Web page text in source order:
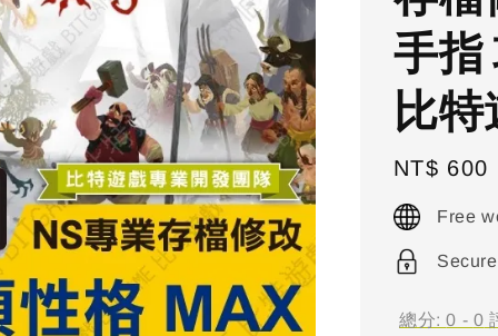
手指
比
Regular
price
NT$ 600
Free
總分:0 - 0